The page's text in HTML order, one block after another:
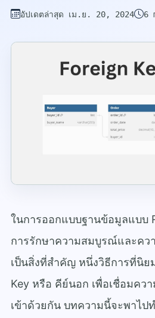
อัปเดตล่าสุด เม.ย. 20, 2024 6
ในการออกแบบฐานข้อมูลแบบ
การรักษาความสมบูรณ์และคว
เป็นสิ่งที่สำคัญ หนึ่งวิธีการที่นิย
Key หรือ คีย์นอก เพื่อเชื่อมคว
เข้าด้วยกัน บทความนี้จะพาไป